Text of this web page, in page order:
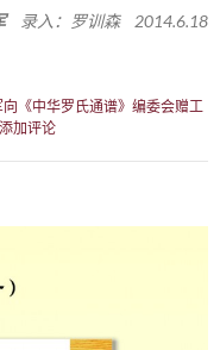
录入：罗训森 2014.6.18
《中华罗氏通谱》编委会赠工
添加评论